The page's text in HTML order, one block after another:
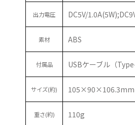
出力電圧 DC5V/
素材 ABS
付属品 USBケーブル（Type-
サイズ(約) 105×90×106.3mm
重さ(約) 110g